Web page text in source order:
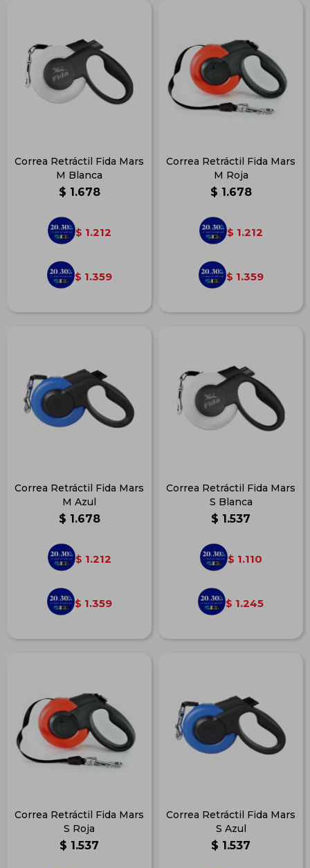
Correa Retráctil Fida Mars
M Blanca
$ 1.678
$ 1.212
$ 1.359
Correa Retráctil Fida Mars
M Roja
$ 1.678
$ 1.212
$ 1.359
Correa Retráctil Fida Mars
M Azul
$ 1.678
$ 1.212
$ 1.359
Correa Retráctil Fida Mars
S Blanca
$ 1.537
$ 1.110
$ 1.245
Correa Retráctil Fida Mars
S Roja
$ 1.537
Correa Retráctil Fida Mars
S Azul
$ 1.537